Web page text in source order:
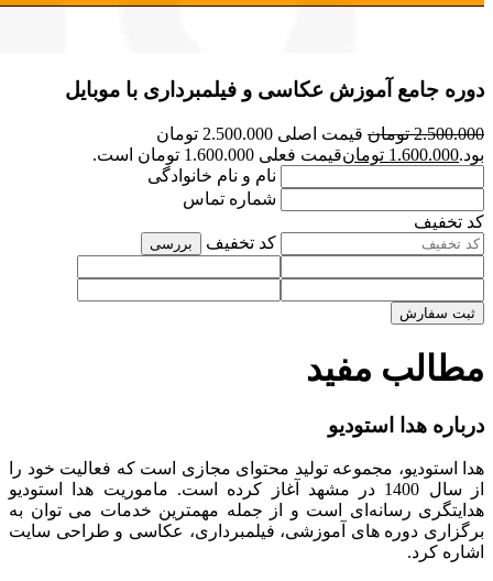
دوره جامع آموزش عکاسی و فیلمبرداری با موبایل
2.500.000 تومان
قیمت اصلی 2.500.000 تومان
بود.1.600.000 تومانقیمت فعلی 1.600.000 تومان است.
نام و نام خانوادگی
شماره تماس
کد تخفیف
کد تخفیف
بررسی
ثبت سفارش
مطالب مفید
درباره هدا استودیو
هدا استودیو، مجموعه تولید محتوای مجازی است که فعالیت خود را
از سال 1400 در مشهد آغاز کرده است. ماموریت هدا استودیو
هدایتگری رسانه‌ای است و از جمله مهمترین خدمات می توان به
برگزاری دوره های آموزشی، فیلمبرداری، عکاسی و طراحی سایت
اشاره کرد.